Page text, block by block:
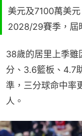
美元及7100萬美
2028/29賽季，屆
38歲的居里上季
分、3.6籃板、4.7
準，三分球命中率
人。